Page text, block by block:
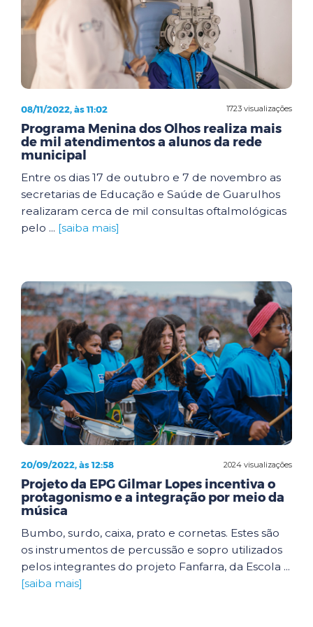
1723 visualizações
08/11/2022, às 11:02
Programa Menina dos Olhos realiza mais
de mil atendimentos a alunos da rede
municipal
Entre os dias 17 de outubro e 7 de novembro as
secretarias de Educação e Saúde de Guarulhos
realizaram cerca de mil consultas oftalmológicas
pelo ... [saiba mais]
2024 visualizações
20/09/2022, às 12:58
Projeto da EPG Gilmar Lopes incentiva o
protagonismo e a integração por meio da
música
Bumbo, surdo, caixa, prato e cornetas. Estes são
os instrumentos de percussão e sopro utilizados
pelos integrantes do projeto Fanfarra, da Escola ...
[saiba mais]